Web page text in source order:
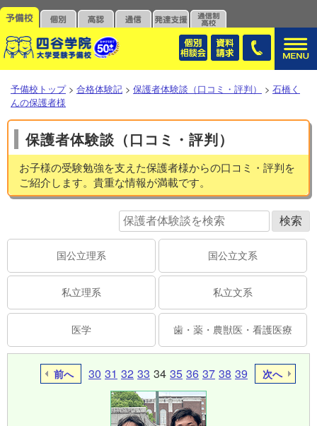
予備校トップ > 合格体験記 > 保護者体験談（口コミ・評判） > 石橋く
んの保護者様
保護者体験談（口コミ・評判）
お子様の受験勉強を支えた保護者様からの口コミ・評判を
ご紹介します。貴重な情報が満載です。
国公立理系 国公立文系
私立理系 私立文系
医学 歯・薬・農獣医・看護医療
前へ 30 31 32 33 34 35 36 37 38 39 次へ